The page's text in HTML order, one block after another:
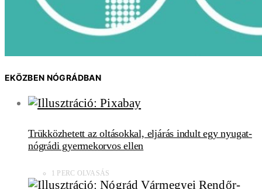
EKÖZBEN NÓGRÁDBAN
Trükközhetett az oltásokkal, eljárás indult egy nyugat-
nógrádi gyermekorvos ellen
1 PERC OLVASÁS